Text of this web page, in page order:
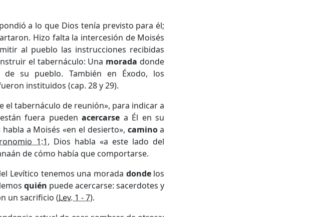
a lo que Dios tenía previsto para él;
Hizo falta la intercesión de Moisés
al pueblo las instrucciones recibidas
el tabernáculo: Una morada donde
su pueblo. También en Éxodo, los
instituidos (cap. 28 y 29).
el tabernáculo de reunión», para indicar a
fuera puedenacercarse a Él en su
habla a Moisés «en el desierto», caminoa
1:1, Dios habla «a este lado del
de cómo había que comportarse.
Levítico tenemos una morada dondelos
quién puede acercarse: sacerdotes y
un sacrificio (Lev. 1 - 7).